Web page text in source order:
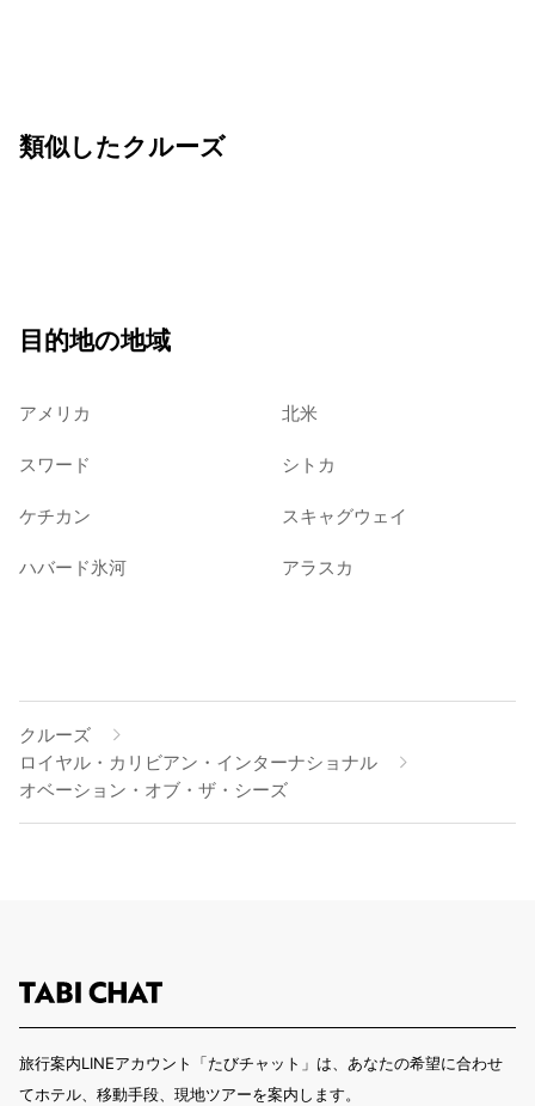
類似したクルーズ
目的地の地域
アメリカ 北米
スワード シトカ
ケチカン スキャグウェイ
ハバード氷河 アラスカ
クルーズ
ロイヤル・カリビアン・インターナショナル
オベーション・オブ・ザ・シーズ
旅行案内LINEアカウント「たびチャット」は、あなたの希望に合わせ
てホテル、移動手段、現地ツアーを案内します。